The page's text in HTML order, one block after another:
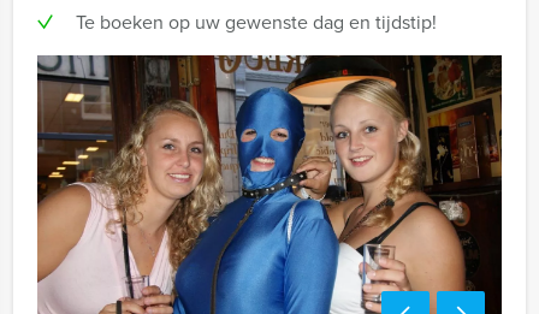
Te boeken op uw gewenste dag en tijdstip!